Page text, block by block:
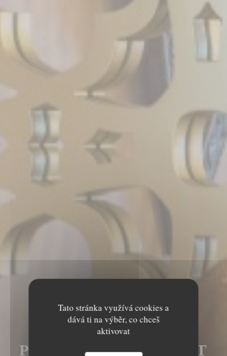
Tato stránka využívá cookies a
dává ti na výběr, co chceš
aktivovat
LE MECHOUI DU
PRINCE RESTAURANT